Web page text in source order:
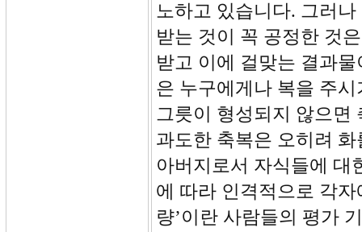
노하고 있습니다. 그러
받는 것이 꼭 공정한 것
받고 이에 걸맞는 결과
은 누구에게나 복을 주
그릇이 형성되지 않으면
과도한 축복은 오히려
아버지로서 자식들에 대
에 따라 인격적으로 각
량’이란 사람들의 평가